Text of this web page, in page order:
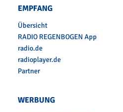
EMPFANG
Übersicht
RADIO REGENBOGEN App
radio.de
radioplayer.de
Partner
WERBUNG